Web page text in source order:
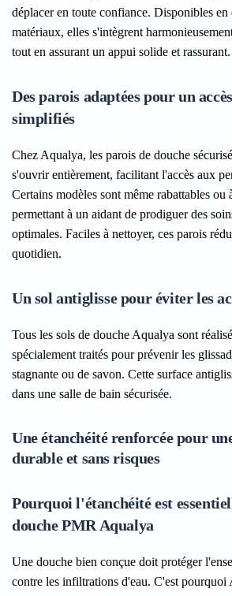
déplacer en toute confiance. Disponibles
matériaux, elles s'intègrent
tout en assurant un appui solide et rassurant.
Des parois adaptées pour un
simplifiés
Chez Aqualya, les parois de douche
s'ouvrir entièrement, facilitant l'accès aux
Certains modèles sont même rabattables ou
permettant à un aidant de prodiguer des
optimales. Faciles à nettoyer, ces parois
quotidien.
Un sol antiglisse pour éviter les
Tous les sols de douche Aqualya sont
spécialement traités pour prévenir les
stagnante ou de savon. Cette surface
dans une salle de bain sécurisée.
Une étanchéité renforcée pour
durable et sans risques
Pourquoi l'étanchéité est
douche PMR Aqualya
Une douche bien conçue doit protéger
contre les infiltrations d'eau. C'est pourquoi